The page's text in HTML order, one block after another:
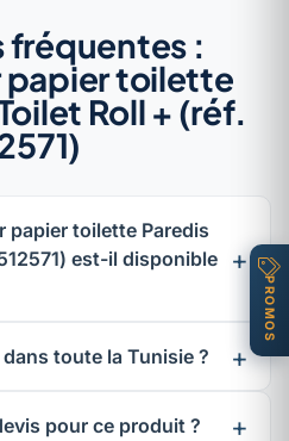
fréquentes :
toilette
Roll + (réf.
papier toilette Paredis
est-il disponible
toute la Tunisie ?
pour ce produit ?
PROMOS